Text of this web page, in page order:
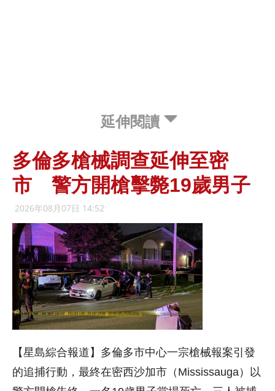
延伸閱讀
多倫多槍械調查延伸至密
市 警方開槍擊斃19歲男子
2026年08月07日 14:52
【星島綜合報道】多倫多市中心一宗槍械報案引發
的追捕行動，最終在密西沙加市（Mississauga）以